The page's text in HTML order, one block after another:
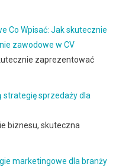
Co Wpisać: Jak skutecznie
zawodowe w CV
zaprezentować
sprzedaży dla
biznesu, skuteczna
marketingowe dla branży